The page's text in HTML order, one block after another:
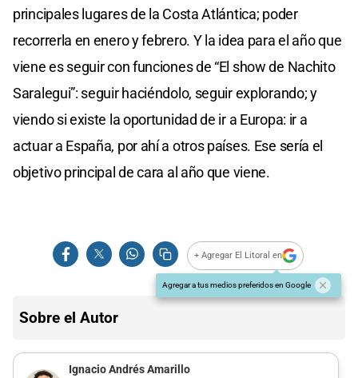
principales lugares de la Costa Atlántica; poder
recorrerla en enero y febrero. Y la idea para el año que
viene es seguir con funciones de “El show de Nachito
Saralegui”: seguir haciéndolo, seguir explorando; y
viendo si existe la oportunidad de ir a Europa: ir a
actuar a España, por ahí a otros países. Ese sería el
objetivo principal de cara al año que viene.
+ Agregar El Litoral en
Agregar a tus medios preferidos en Google
Sobre el Autor
Ignacio Andrés Amarillo